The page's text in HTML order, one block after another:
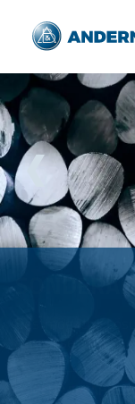
Bestmögliche
Prozesse
MEHR ERFAHREN